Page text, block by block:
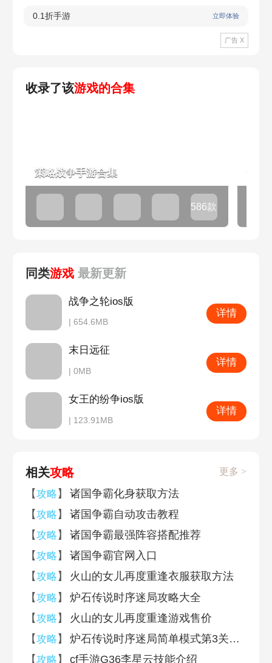
0.1折手游 立即体验
广告 X
收录了该游戏的合集
策略战争手游合集
586款
同类游戏 最新更新
战争之轮ios版
| 654.6MB
详情
末日远征
| 0MB
详情
女王的纷争ios版
| 123.91MB
详情
相关攻略 更多 >
【攻略 】
诸国争霸化身获取方法
【攻略 】
诸国争霸自动攻击教程
【攻略 】
诸国争霸最强阵容搭配推荐
【攻略 】
诸国争霸官网入口
【攻略 】
火山的女儿再度重逢衣服获取方法
【攻略 】
炉石传说时序迷局攻略大全
【攻略 】
火山的女儿再度重逢游戏售价
【攻略 】
炉石传说时序迷局简单模式第3关攻略
【攻略 】 cf手游G36李星云技能介绍